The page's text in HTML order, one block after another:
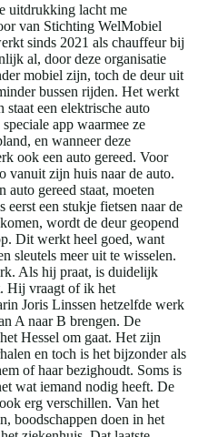
uitdrukking lacht me
van Stichting WelMobiel
sinds 2021 als chauffeur bij
al, door deze organisatie
mobiel zijn, toch de deur uit
bussen rijden. Het werkt
een elektrische auto
app waarmee ze
en wanneer deze
ook een auto gereed. Voor
vanuit zijn huis naar de auto.
gereed staat, moeten
een stukje fietsen naar de
wordt de deur geopend
Dit werkt heel goed, want
sleutels meer uit te wisselen.
Als hij praat, is duidelijk
Hij vraagt of ik het
Joris Linssen hetzelfde werk
A naar B brengen. De
Hessel om gaat. Het zijn
en toch is het bijzonder als
of haar bezighoudt. Soms is
wat iemand nodig heeft. De
erg verschillen. Van het
boodschappen doen in het